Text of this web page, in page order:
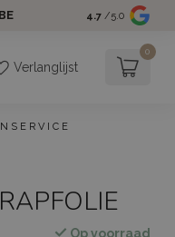
4.7 /5.0
Verlanglijst
0
Op voorraad